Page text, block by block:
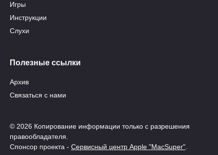
Игры
Инструкции
Слухи
Полезные ссылки
Архив
Связаться с нами
© 2026 Копирование информации только с разрешения
правообладателя.
Спонсор проекта - Сервисный центр Apple "MacSuper"